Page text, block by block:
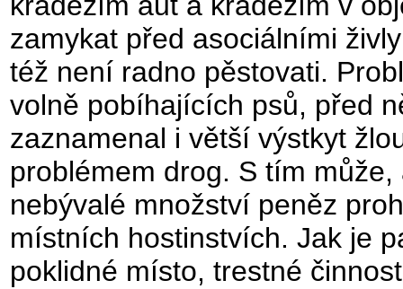
zamykat před asociálními
též není radno pěstovati.
volně pobíhajících psů, před
zaznamenal i větší výstkyt
problémem drog. S tím
nebývalé množství peněz
místních hostinstvích. Jak je
poklidné místo, trestné